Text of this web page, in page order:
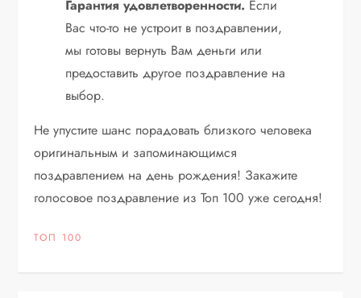
Гарантия удовлетворенности. Если
Вас что-то не устроит в поздравлении,
мы готовы вернуть Вам деньги или
предоставить другое поздравление на
выбор.
Не упустите шанс порадовать близкого человека
оригинальным и запоминающимся
поздравлением на день рождения! Закажите
голосовое поздравление из Топ 100 уже сегодня!
ТОП 100